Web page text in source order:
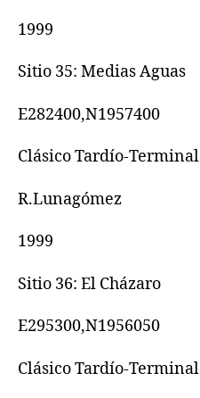
1999
Sitio 35: Medias Aguas
E282400,N1957400
Clásico Tardío-Terminal
R.Lunagómez
1999
Sitio 36: El Cházaro
E295300,N1956050
Clásico Tardío-Terminal